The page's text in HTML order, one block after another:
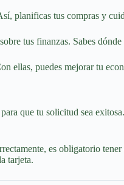
planificas tus compras y
tus finanzas. Sabes
ellas, puedes mejorar tu
que tu solicitud sea
es obligatorio
tarjeta.